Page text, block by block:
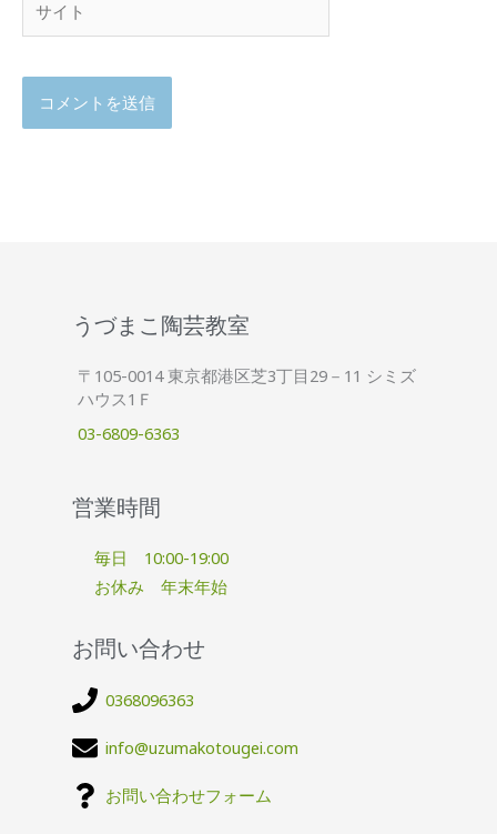
ト
うづまこ陶芸教室
〒105-0014 東京都港区芝3丁目29－11 シミズ
ハウス1Ｆ
03-6809-6363
営業時間
毎日 10:00-19:00
お休み 年末年始
お問い合わせ
0368096363
info@uzumakotougei.com
お問い合わせフォーム